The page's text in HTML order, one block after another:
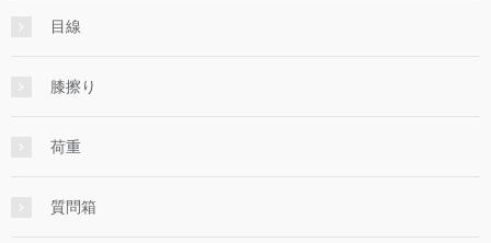
目線
膝擦り
荷重
質問箱